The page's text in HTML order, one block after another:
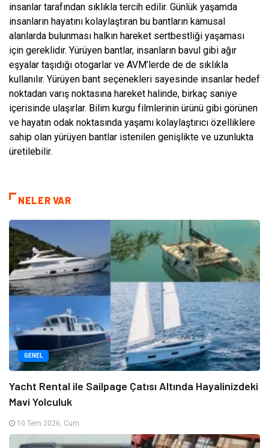
insanlar tarafından sıklıkla tercih edilir. Günlük yaşamda
insanların hayatını kolaylaştıran bu bantların kamusal
alanlarda bulunması halkın hareket sertbestliği yaşaması
için gereklidir. Yürüyen bantlar, insanların bavul gibi ağır
eşyalar taşıdığı otogarlar ve AVM’lerde de de sıklıkla
kullanılır. Yürüyen bant seçenekleri sayesinde insanlar hedef
noktadan varış noktasına hareket halinde, birkaç saniye
içerisinde ulaşırlar. Bilim kurgu filmlerinin ürünü gibi görünen
ve hayatın odak noktasında yaşamı kolaylaştırıcı özelliklere
sahip olan yürüyen bantlar istenilen genişlikte ve uzunlukta
üretilebilir.
NELER VAR
GENEL
Yacht Rental ile Sailpage Çatısı Altında Hayalinizdeki
Mavi Yolculuk
10 Tem 2026, Cum